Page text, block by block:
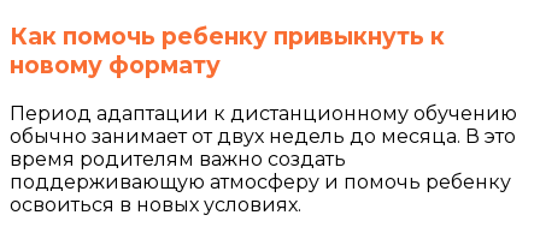
Как помочь ребенку привыкнуть к
новому формату
Период адаптации к дистанционному обучению
обычно занимает от двух недель до месяца. В это
время родителям важно создать
поддерживающую атмосферу и помочь ребенку
освоиться в новых условиях.